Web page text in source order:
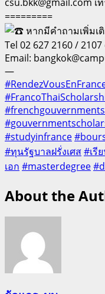
=========
หากมีคำถามเพิ่มเ
Tel 02 627 2160 /
Email:
—
#studyinfrance
#ทุนรัฐบาลฝรั่งเศส#เรี
เอก #masterdegree
About the